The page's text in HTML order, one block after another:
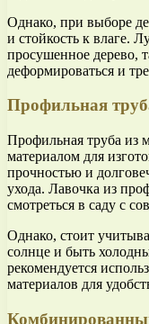
Однако, при выборе
и стойкость к влаге.
просушенное дерево,
деформироваться и
Профильная
Профильная труба из
материалом для
прочностью и
ухода. Лавочка из
смотреться в саду с
Однако, стоит
солнце и быть
рекомендуется
материалов для